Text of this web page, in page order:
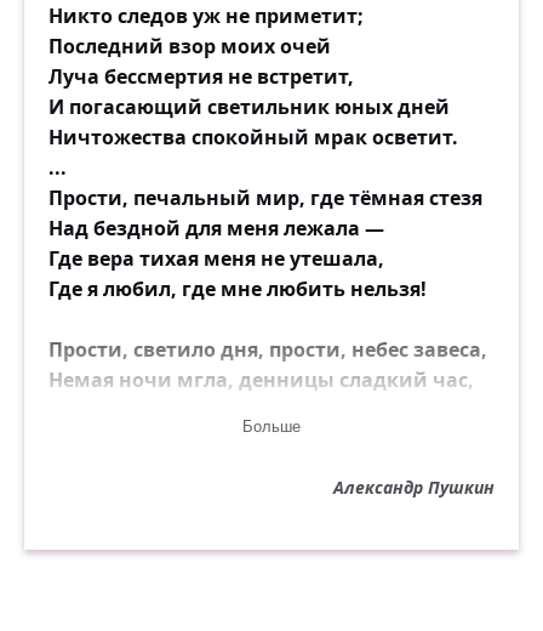
Никто следов уж не приметит;
Последний взор моих очей
Луча бессмертия не встретит,
И погасающий светильник юных дней
Ничтожества спокойный мрак осветит.
...
Прости, печальный мир, где тёмная стезя
Над бездной для меня лежала —
Где вера тихая меня не утешала,
Где я любил, где мне любить нельзя!
Прости, светило дня, прости, небес завеса,
Немая ночи мгла, денницы сладкий час,
Безмолвие таинственного леса,
Предметом тайных слёз и горестей
Больше
Александр Пушкин